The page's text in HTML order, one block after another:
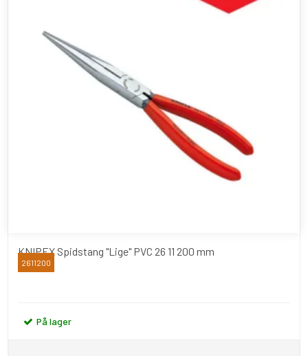
KNIPEX Spidstang "Lige" PVC 26 11 200 mm
Knipex
2611200
På lager